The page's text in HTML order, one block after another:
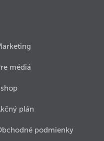
médiá
plán
podmienky